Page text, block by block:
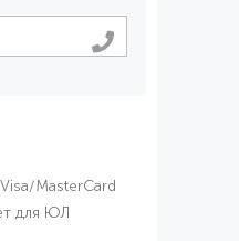
MasterCard
для ЮЛ